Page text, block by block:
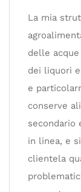
La mia
delle
dei liquori
e
conserve
secondario
in linea, e
clientela